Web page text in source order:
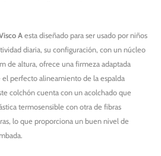
A esta diseñado para ser usado por niños
diaria, su configuración, con un núcleo
de altura, ofrece una firmeza adaptada
perfecto alineamiento de la espalda
colchón cuenta con un acolchado que
termosensible con otra de fibras
lo que proporciona un buen nivel de